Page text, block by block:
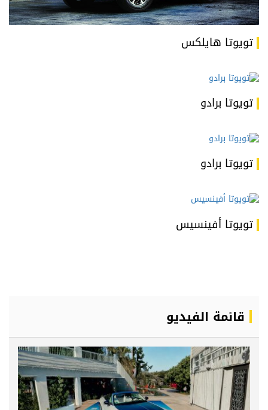
تويوتا هايلكس
تويوتا برادو
تويوتا برادو
تويوتا أفينسيس
قائمة الفيديو